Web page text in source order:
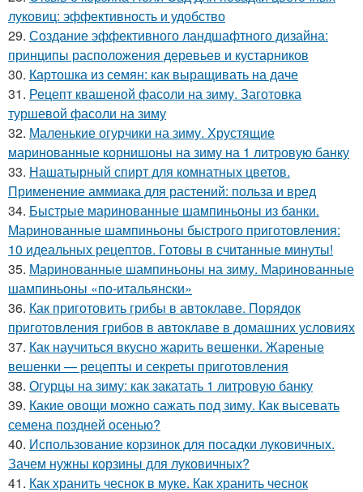
луковиц: эффективность и удобство
29. Создание эффективного ландшафтного дизайна:
принципы расположения деревьев и кустарников
30. Картошка из семян: как выращивать на даче
31. Рецепт квашеной фасоли на зиму. Заготовка
туршевой фасоли на зиму
32. Маленькие огурчики на зиму. Хрустящие
маринованные корнишоны на зиму на 1 литровую банку
33. Нашатырный спирт для комнатных цветов.
Применение аммиака для растений: польза и вред
34. Быстрые маринованные шампиньоны из банки.
Маринованные шампиньоны быстрого приготовления:
10 идеальных рецептов. Готовы в считанные минуты!
35. Маринованные шампиньоны на зиму. Маринованные
шампиньоны «по-итальянски»
36. Как приготовить грибы в автоклаве. Порядок
приготовления грибов в автоклаве в домашних условиях
37. Как научиться вкусно жарить вешенки. Жареные
вешенки — рецепты и секреты приготовления
38. Огурцы на зиму: как закатать 1 литровую банку
39. Какие овощи можно сажать под зиму. Как высевать
семена поздней осенью?
40. Использование корзинок для посадки луковичных.
Зачем нужны корзины для луковичных?
41. Как хранить чеснок в муке. Как хранить чеснок